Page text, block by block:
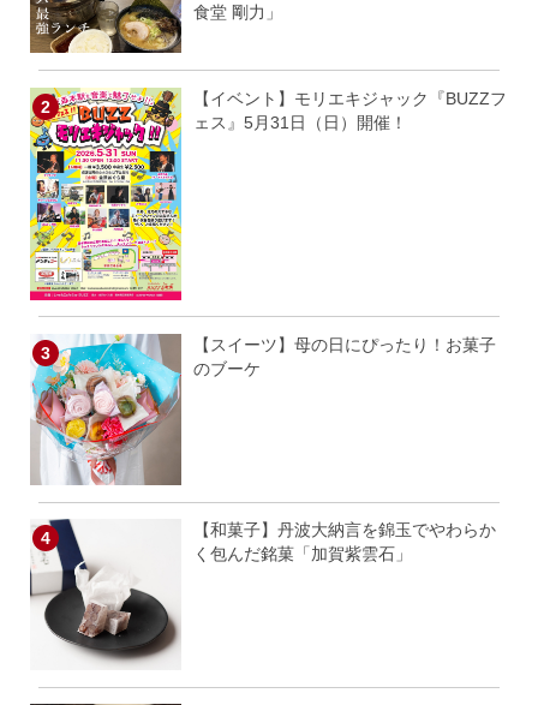
食堂 剛力」
【イベント】モリエキジャック『BUZZフ
ェス』5月31日（日）開催！
【スイーツ】母の日にぴったり！お菓子
のブーケ
【和菓子】丹波大納言を錦玉でやわらか
く包んだ銘菓「加賀紫雲石」